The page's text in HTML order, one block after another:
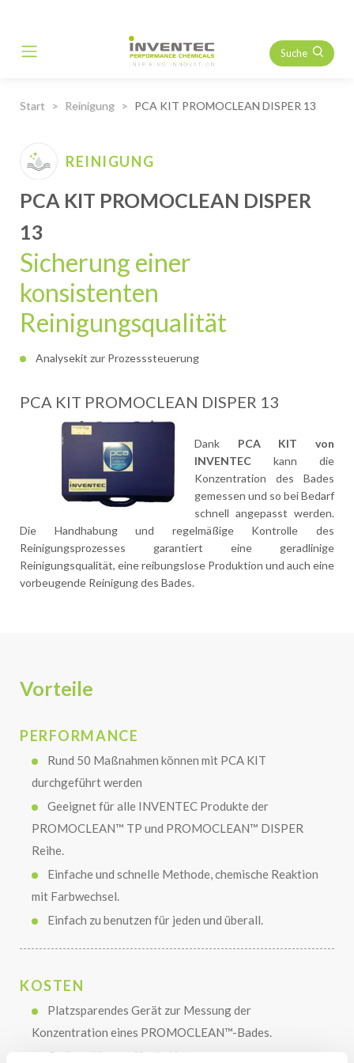
Main Navigation Suche
Start Reinigung PCA KIT PROMOCLEAN DISPER 13
REINIGUNG
PCA KIT PROMOCLEAN DISPER
13
Sicherung einer
konsistenten
Reinigungsqualität
Analysekit zur Prozesssteuerung
PCA KIT PROMOCLEAN DISPER 13
Dank PCA KIT von
INVENTEC kann die
Konzentration des Bades
gemessen und so bei Bedarf
schnell angepasst werden.
Die Handhabung und regelmäßige Kontrolle des
Reinigungsprozesses garantiert eine geradlinige
Reinigungsqualität, eine reibungslose Produktion und auch eine
vorbeugende Reinigung des Bades.
Vorteile
PERFORMANCE
Rund 50 Maßnahmen können mit PCA KIT
durchgeführt werden
Geeignet für alle INVENTEC Produkte der
PROMOCLEAN™ TP und PROMOCLEAN™ DISPER
Reihe.
Einfache und schnelle Methode, chemische Reaktion
mit Farbwechsel.
Einfach zu benutzen für jeden und überall.
KOSTEN
Platzsparendes Gerät zur Messung der
Konzentration eines PROMOCLEAN™-Bades.
Geringe Kosten für die Nutzung